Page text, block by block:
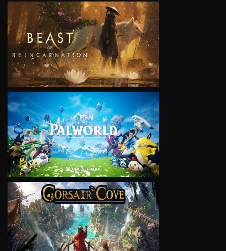
VIEW
VIEW
VIEW